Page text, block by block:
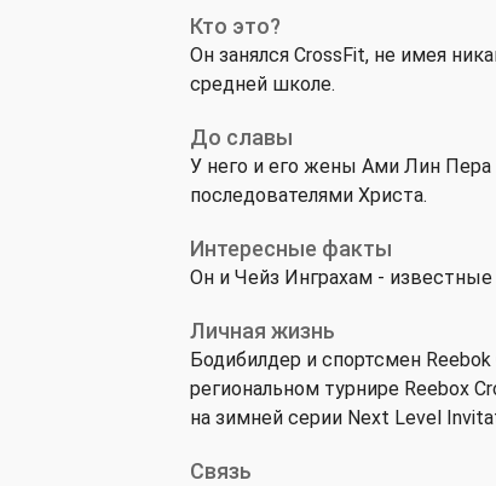
Кто это?
Он занялся CrossFit, не имея
средней школе.
До славы
У него и его жены Ами Лин Пера
последователями Христа.
Интересные факты
Он и Чейз Инграхам - известные
Личная жизнь
Бодибилдер и спортсмен
региональном турнире Reebox
на зимней серии Next Level
Связь